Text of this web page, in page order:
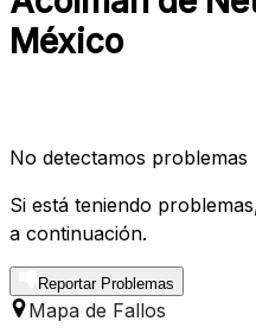
México
No detectamos problemas
Si está teniendo
a continuación.
Reportar Problemas
Mapa de Fallos